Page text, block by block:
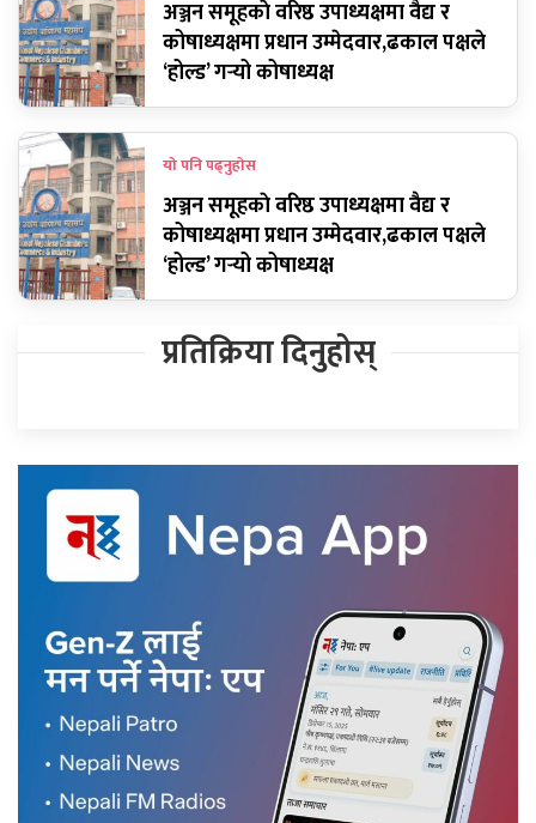
अञ्जन समूहकाे वरिष्ठ उपाध्यक्षमा वैद्य र
कोषाध्यक्षमा प्रधान उम्मेदवार,ढकाल पक्षले
‘होल्ड’ गर्‍यो कोषाध्यक्ष
यो पनि पढ्नुहोस
अञ्जन समूहकाे वरिष्ठ उपाध्यक्षमा वैद्य र
कोषाध्यक्षमा प्रधान उम्मेदवार,ढकाल पक्षले
‘होल्ड’ गर्‍यो कोषाध्यक्ष
प्रतिक्रिया दिनुहोस्